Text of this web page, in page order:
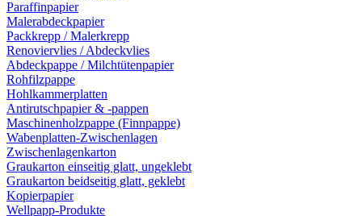
Paraffinpapier
Malerabdeckpapier
Packkrepp / Malerkrepp
Renoviervlies / Abdeckvlies
Abdeckpappe / Milchtütenpapier
Rohfilzpappe
Hohlkammerplatten
Antirutschpapier & -pappen
Maschinenholzpappe (Finnpappe)
Wabenplatten-Zwischenlagen
Zwischenlagenkarton
Graukarton einseitig glatt, ungeklebt
Graukarton beidseitig glatt, geklebt
Kopierpapier
Wellpapp-Produkte